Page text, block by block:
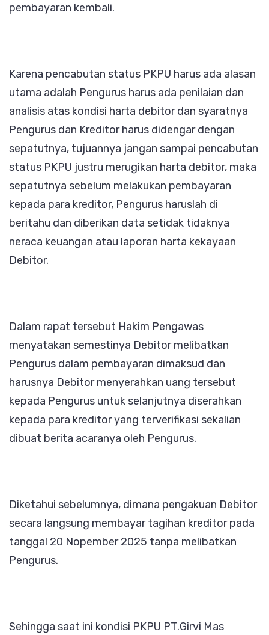
pembayaran kembali.
Karena pencabutan status PKPU harus ada alasan
utama adalah Pengurus harus ada penilaian dan
analisis atas kondisi harta debitor dan syaratnya
Pengurus dan Kreditor harus didengar dengan
sepatutnya, tujuannya jangan sampai pencabutan
status PKPU justru merugikan harta debitor, maka
sepatutnya sebelum melakukan pembayaran
kepada para kreditor, Pengurus haruslah di
beritahu dan diberikan data setidak tidaknya
neraca keuangan atau laporan harta kekayaan
Debitor.
Dalam rapat tersebut Hakim Pengawas
menyatakan semestinya Debitor melibatkan
Pengurus dalam pembayaran dimaksud dan
harusnya Debitor menyerahkan uang tersebut
kepada Pengurus untuk selanjutnya diserahkan
kepada para kreditor yang terverifikasi sekalian
dibuat berita acaranya oleh Pengurus.
Diketahui sebelumnya, dimana pengakuan Debitor
secara langsung membayar tagihan kreditor pada
tanggal 20 Nopember 2025 tanpa melibatkan
Pengurus.
Sehingga saat ini kondisi PKPU PT.Girvi Mas